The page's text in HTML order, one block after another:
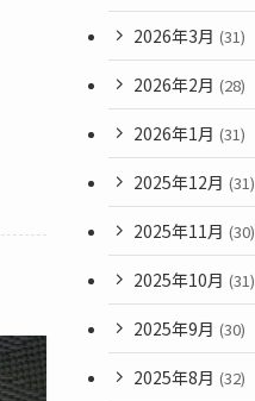
2026年3月 (31)
2026年2月 (28)
2026年1月 (31)
2025年12月 (31)
2025年11月 (30)
2025年10月 (31)
2025年9月 (30)
2025年8月 (32)